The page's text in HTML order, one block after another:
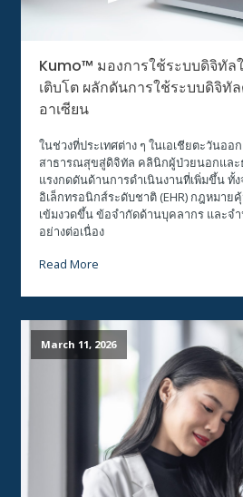
Kumo™ มองการใช้ระบบดิจิทัล
เติบโต ผลักดันการใช้ระบบดิจิ
อาเซียน
ในช่วงที่ประเทศต่าง ๆ ในเอเชียตะวันออ
สาธารณสุขสู่ดิจิทัล คลินิกผู้ป่วยนอกและ
แรงกดดันด้านการดำเนินงานที่เพิ่มขึ้น ทั้
อิเล็กทรอนิกส์ระดับชาติ (EHR) กฎหมา
เข้มงวดขึ้น ข้อจำกัดด้านบุคลากร และจ
อย่างต่อเนื่อง
Read More
March 11, 2026